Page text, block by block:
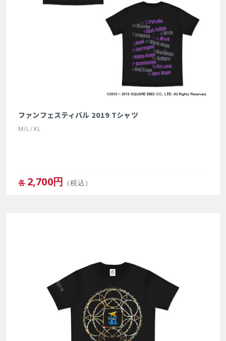
ファンフェスティバル 2019 Tシャツ
M/L/XL
各 2,700円 （税込）